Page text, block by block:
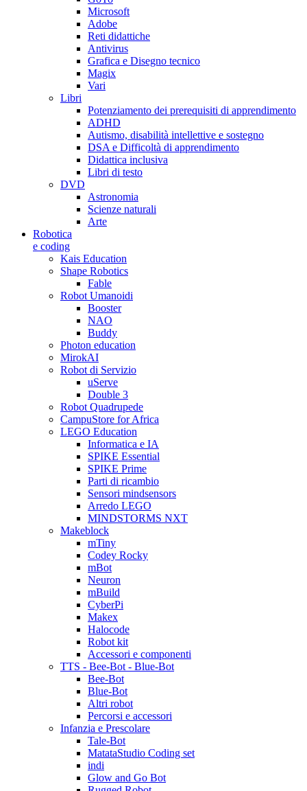
Microsoft
Adobe
Reti didattiche
Antivirus
Grafica e Disegno tecnico
Magix
Vari
Libri
Potenziamento dei prerequisiti di apprendimento
ADHD
Autismo, disabilità intellettive e sostegno
DSA e Difficoltà di apprendimento
Didattica inclusiva
Libri di testo
DVD
Astronomia
Scienze naturali
Arte
Robotica
e coding
Kais Education
Shape Robotics
Fable
Robot Umanoidi
Booster
NAO
Buddy
Photon education
MirokAI
Robot di Servizio
uServe
Double 3
Robot Quadrupede
CampuStore for Africa
LEGO Education
Informatica e IA
SPIKE Essential
SPIKE Prime
Parti di ricambio
Sensori mindsensors
Arredo LEGO
MINDSTORMS NXT
Makeblock
mTiny
Codey Rocky
mBot
Neuron
mBuild
CyberPi
Makex
Halocode
Robot kit
Accessori e componenti
TTS - Bee-Bot - Blue-Bot
Bee-Bot
Blue-Bot
Altri robot
Percorsi e accessori
Infanzia e Prescolare
Tale-Bot
MatataStudio Coding set
indi
Glow and Go Bot